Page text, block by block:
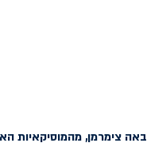
צימרמן, מהמוסיקאיות